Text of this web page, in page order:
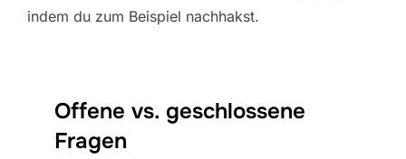
indem du zum Beispiel nachhakst.
Offene vs. geschlossene
Fragen